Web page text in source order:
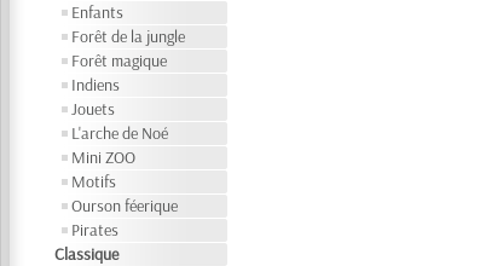
Enfants
Forêt de la jungle
Forêt magique
Indiens
Jouets
L'arche de Noé
Mini ZOO
Motifs
Ourson féerique
Pirates
Classique